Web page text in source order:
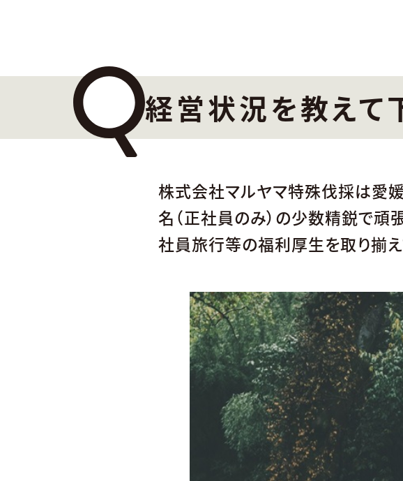
経営状況を教えて
株式会社マルヤマ特殊伐採は愛
名（正社員のみ）の少数精鋭で頑
社員旅行等の福利厚生を取り揃え